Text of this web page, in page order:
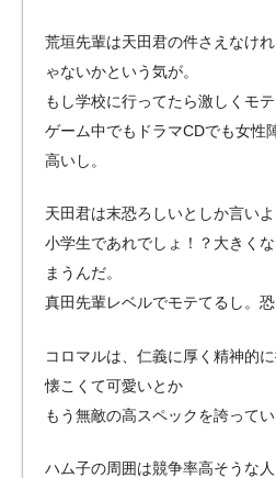
荒垣先輩は天田君の件さえなけ
ゃないかという気が。
もし学校に行ってたら激しくモテ
ゲーム中でもドラマCDでも女性
高いし。
天田君は末恐ろしいとしか言い
小学生であれでしょ！？大きく
まうんだ。
真田先輩レベルでモテてるし。恐
コロマルは、仁義に厚く精神的
懐こくて可愛いとか
もう無敵の高スペックを誇ってい
ハム子の周囲は競争率高そうな人